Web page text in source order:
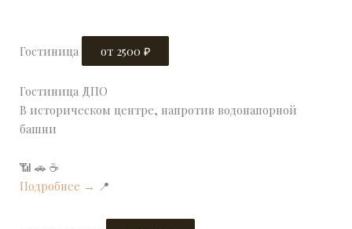
Гостиница от 2500 ₽
Гостиница ДПО
В историческом центре, напротив водонапорной
башни
📶 🚗 ☕
Подробнее → 📍